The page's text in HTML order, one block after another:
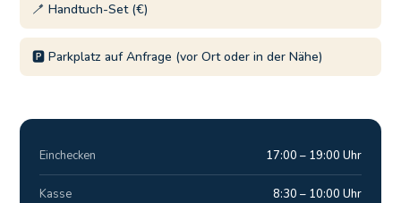
🪥 Handtuch-Set (€)
🅿️ Parkplatz auf Anfrage (vor Ort oder in der Nähe)
Einchecken 17:00 – 19:00 Uhr
Kasse 8:30 – 10:00 Uhr